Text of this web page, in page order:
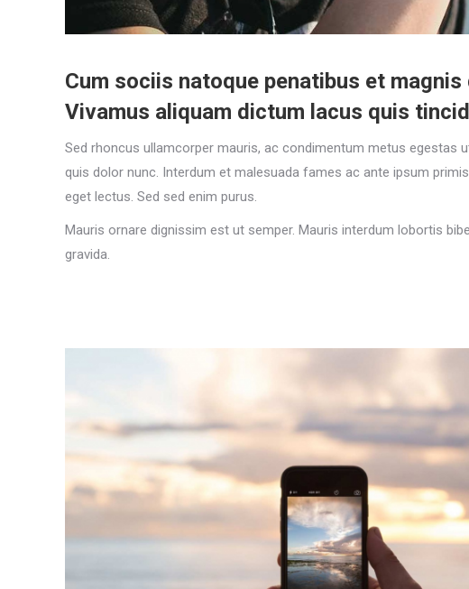
Cum sociis natoque penatibus et
Vivamus aliquam dictum lacus quis
Sed rhoncus ullamcorper mauris, ac condimentum metus egestas
quis dolor nunc. Interdum et malesuada fames ac ante ipsum
eget lectus. Sed sed enim purus.
Mauris ornare dignissim est ut semper. Mauris interdum lobortis
gravida.